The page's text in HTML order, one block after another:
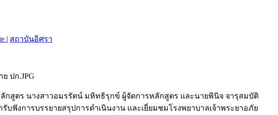
| สถาบันอิศรา
สูตร นางสาวอมรรัตน์ มหิทธิรุกข์ ผู้จัดการหลักสูตร และนายพินิจ จารุสมบัติ
งการบรรยายสรุปการดำเนินงาน และเยี่ยมชมโรงพยาบาลเจ้าพระยาอภัย